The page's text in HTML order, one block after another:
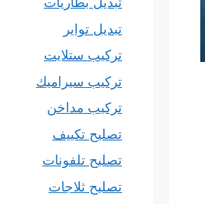
تبديل تواير
تركيب ستلايت
تركيب سيراميك
تركيب مداخن
تصليح تكييف
تصليح تلفونات
تصليح ثلاجات